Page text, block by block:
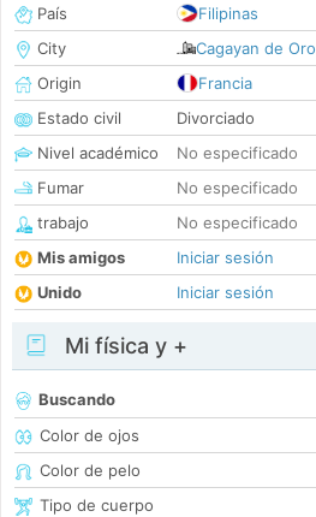
País
Filipinas
City
Cagayan de Oro
Origin
Francia
Estado civil
Divorciado
Nivel académico
No especificado
Fumar
No especificado
trabajo
No especificado
Mis amigos
Iniciar sesión
Unido
Iniciar sesión
Mi física y +
Buscando
Color de ojos
Color de pelo
Tipo de cuerpo